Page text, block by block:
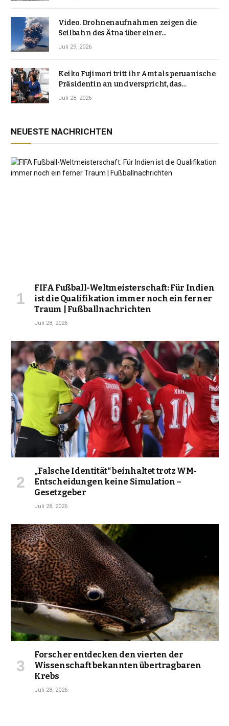
Video. Drohnenaufnahmen zeigen die
Seilbahn des Ätna über einer
Vulkanlandschaft
Juli 29, 2026
Keiko Fujimori tritt ihr Amt als peruanische
Präsidentin an und verspricht, das
Jahrzehnt der Instabilität zu beenden
Juli 28, 2026
NEUESTE NACHRICHTEN
FIFA Fußball-Weltmeisterschaft: Für Indien
ist die Qualifikation immer noch ein ferner
Traum | Fußballnachrichten
Juli 28, 2026
„Falsche Identität“ beinhaltet trotz WM-
Entscheidungen keine Simulation –
Gesetzgeber
Juli 28, 2026
Forscher entdecken den vierten der
Wissenschaft bekannten übertragbaren
Krebs
Juli 28, 2026